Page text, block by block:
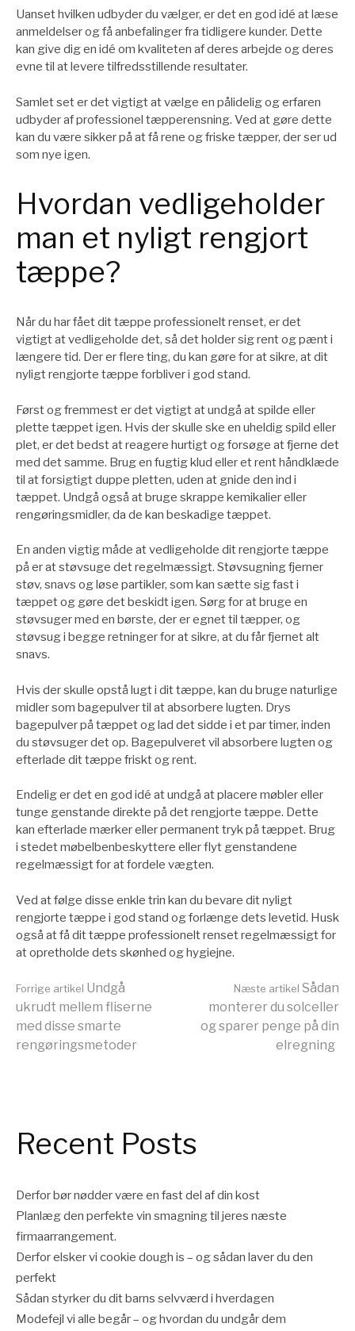
Uanset hvilken udbyder du vælger, er det en god idé at læse
anmeldelser og få anbefalinger fra tidligere kunder. Dette
kan give dig en idé om kvaliteten af ​​deres arbejde og deres
evne til at levere tilfredsstillende resultater.
Samlet set er det vigtigt at vælge en pålidelig og erfaren
udbyder af professionel tæpperensning. Ved at gøre dette
kan du være sikker på at få rene og friske tæpper, der ser ud
som nye igen.
Hvordan vedligeholder
man et nyligt rengjort
tæppe?
Når du har fået dit tæppe professionelt renset, er det
vigtigt at vedligeholde det, så det holder sig rent og pænt i
længere tid. Der er flere ting, du kan gøre for at sikre, at dit
nyligt rengjorte tæppe forbliver i god stand.
Først og fremmest er det vigtigt at undgå at spilde eller
plette tæppet igen. Hvis der skulle ske en uheldig spild eller
plet, er det bedst at reagere hurtigt og forsøge at fjerne det
med det samme. Brug en fugtig klud eller et rent håndklæde
til at forsigtigt duppe pletten, uden at gnide den ind i
tæppet. Undgå også at bruge skrappe kemikalier eller
rengøringsmidler, da de kan beskadige tæppet.
En anden vigtig måde at vedligeholde dit rengjorte tæppe
på er at støvsuge det regelmæssigt. Støvsugning fjerner
støv, snavs og løse partikler, som kan sætte sig fast i
tæppet og gøre det beskidt igen. Sørg for at bruge en
støvsuger med en børste, der er egnet til tæpper, og
støvsug i begge retninger for at sikre, at du får fjernet alt
snavs.
Hvis der skulle opstå lugt i dit tæppe, kan du bruge naturlige
midler som bagepulver til at absorbere lugten. Drys
bagepulver på tæppet og lad det sidde i et par timer, inden
du støvsuger det op. Bagepulveret vil absorbere lugten og
efterlade dit tæppe friskt og rent.
Endelig er det en god idé at undgå at placere møbler eller
tunge genstande direkte på det rengjorte tæppe. Dette
kan efterlade mærker eller permanent tryk på tæppet. Brug
i stedet møbelbenbeskyttere eller flyt genstandene
regelmæssigt for at fordele vægten.
Ved at følge disse enkle trin kan du bevare dit nyligt
rengjorte tæppe i god stand og forlænge dets levetid. Husk
også at få dit tæppe professionelt renset regelmæssigt for
at opretholde dets skønhed og hygiejne.
Læs
videre
Forrige artikel Undgå
ukrudt mellem fliserne
med disse smarte
rengøringsmetoder
Næste artikel Sådan
monterer du solceller
og sparer penge på din
elregning
Recent Posts
Derfor bør nødder være en fast del af din kost
Planlæg den perfekte vin smagning til jeres næste
firmaarrangement.
Derfor elsker vi cookie dough is – og sådan laver du den
perfekt
Sådan styrker du dit barns selvværd i hverdagen
Modefejl vi alle begår – og hvordan du undgår dem